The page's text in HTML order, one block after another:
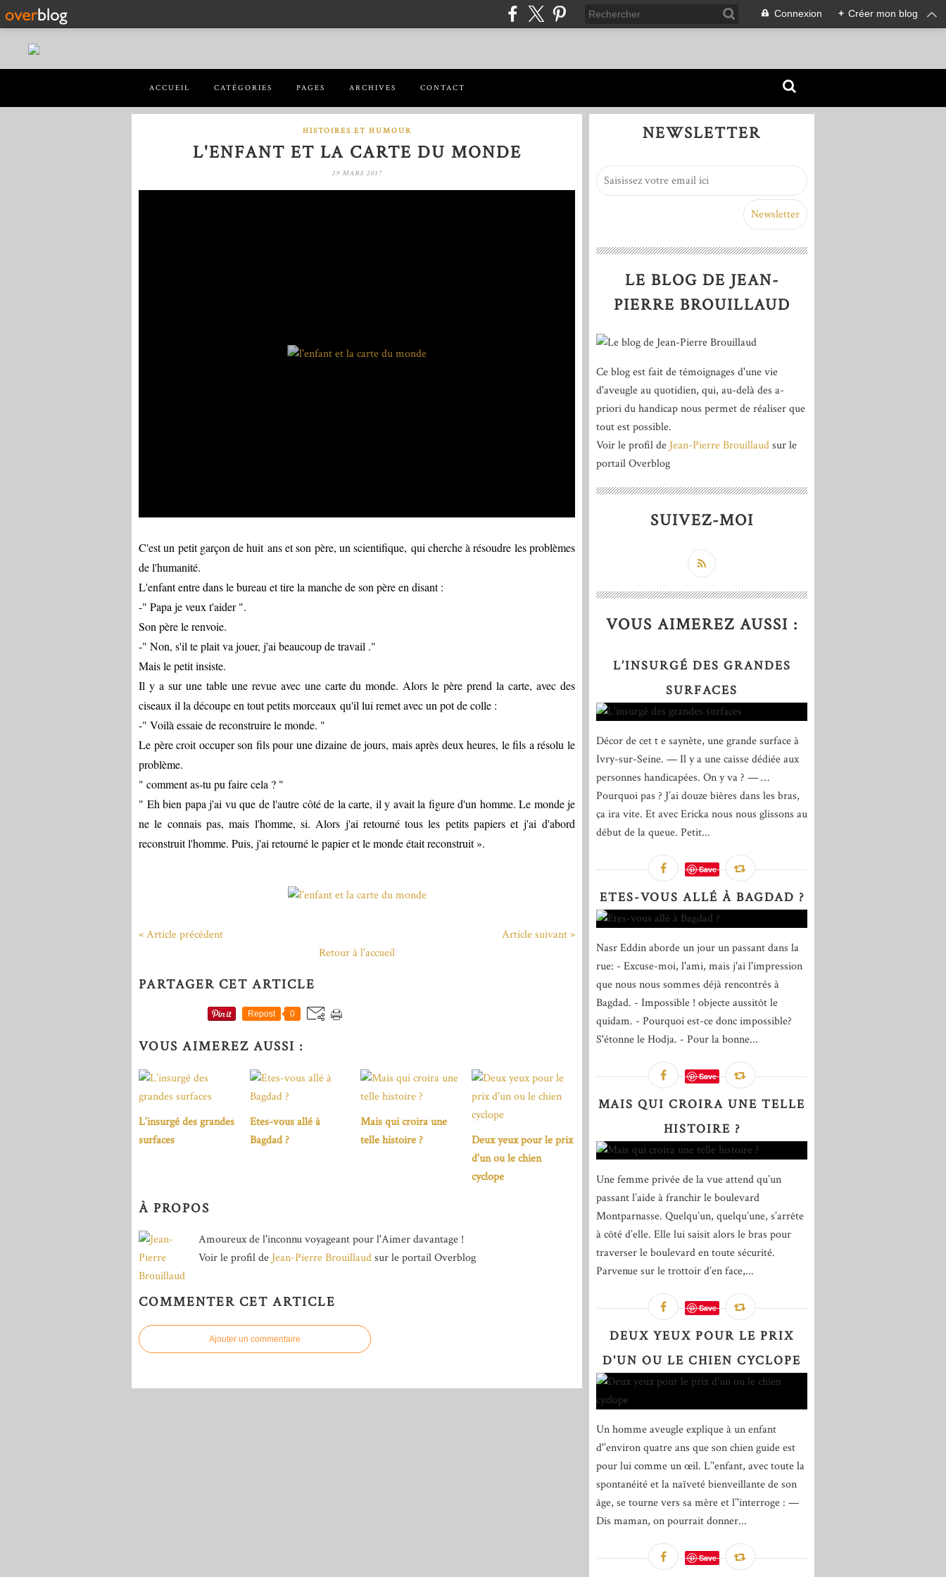
Connexion + Créer mon blog
ACCUEIL CATÉGORIES PAGES ARCHIVES CONTACT
HISTOIRES ET HUMOUR
L'ENFANT ET LA CARTE DU MONDE
29 MARS 2017
C'est un petit garçon de huit ans et son père, un scientifique, qui cherche à résoudre les problèmes
de l'humanité.
L'enfant entre dans le bureau et tire la manche de son père en disant :
-" Papa je veux t'aider ".
Son père le renvoie.
-" Non, s'il te plait va jouer, j'ai beaucoup de travail ."
Mais le petit insiste.
Il y a sur une table une revue avec une carte du monde. Alors le père prend la carte, avec des
ciseaux il la découpe en tout petits morceaux qu'il lui remet avec un pot de colle :
-" Voilà essaie de reconstruire le monde. "
Le père croit occuper son fils pour une dizaine de jours, mais après deux heures, le fils a résolu le
problème.
" comment as-tu pu faire cela ? "
" Eh bien papa j'ai vu que de l'autre côté de la carte, il y avait la figure d'un homme. Le monde je
ne le connais pas, mais l'homme, si. Alors j'ai retourné tous les petits papiers et j'ai d'abord
reconstruit l'homme. Puis, j'ai retourné le papier et le monde était reconstruit ».
« Article précédent
Article suivant »
Retour à l'accueil
PARTAGER CET ARTICLE
Repost 0
VOUS AIMEREZ AUSSI :
L’insurgé des grandes
surfaces
Etes-vous allé à
Bagdad ?
Mais qui croira une
telle histoire ?
Deux yeux pour le prix
d'un ou le chien
cyclope
À PROPOS
Amoureux de l'inconnu voyageant pour l'Aimer davantage !
Voir le profil de Jean-Pierre Brouillaudsur le portail Overblog
COMMENTER CET ARTICLE
Ajouter un commentaire
NEWSLETTER
LE BLOG DE JEAN-
PIERRE BROUILLAUD
Ce blog est fait de témoignages d'une vie
d'aveugle au quotidien, qui, au-delà des a-
priori du handicap nous permet de réaliser que
tout est possible.
Voir le profil de Jean-Pierre Brouillaudsur le
portail Overblog
SUIVEZ-MOI
VOUS AIMEREZ AUSSI :
L’INSURGÉ DES GRANDES
SURFACES
Décor de cet t e saynète, une grande surface à
Ivry-sur-Seine. — Il y a une caisse dédiée aux
personnes handicapées. On y va ? — …
Pourquoi pas ? J’ai douze bières dans les bras,
ça ira vite. Et avec Ericka nous nous glissons au
début de la queue. Petit...
Save
ETES-VOUS ALLÉ À BAGDAD ?
Nasr Eddin aborde un jour un passant dans la
rue: - Excuse-moi, l'ami, mais j'ai l'impression
que nous nous sommes déjà rencontrés à
Bagdad. - Impossible ! objecte aussitôt le
quidam. - Pourquoi est-ce donc impossible?
S'étonne le Hodja. - Pour la bonne...
Save
MAIS QUI CROIRA UNE TELLE
HISTOIRE ?
Une femme privée de la vue attend qu’un
passant l’aide à franchir le boulevard
Montparnasse. Quelqu’un, quelqu’une, s’arrête
à côté d’elle. Elle lui saisit alors le bras pour
traverser le boulevard en toute sécurité.
Parvenue sur le trottoir d’en face,...
Save
DEUX YEUX POUR LE PRIX
D'UN OU LE CHIEN CYCLOPE
Un homme aveugle explique à un enfant
d'’environ quatre ans que son chien guide est
pour lui comme un œil. L’'enfant, avec toute la
spontanéité et la naïveté bienveillante de son
âge, se tourne vers sa mère et l’'interroge : —
Dis maman, on pourrait donner...
Save